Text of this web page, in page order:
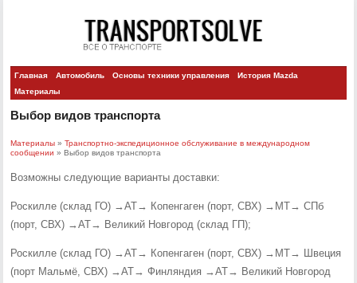
Главная Автомобиль Основы техники управления
История Mazda
Материалы
Выбор видов транспорта
Материалы »Транспортно-экспедиционное обслуживание в международном
сообщении » Выбор видов транспорта
Возможны следующие варианты доставки:
Роскилле (склад ГО) →АТ→ Копенгаген (порт, СВХ) →МТ→ СПб
(порт, СВХ) →АТ→ Великий Новгород (склад ГП);
Роскилле (склад ГО) →АТ→ Копенгаген (порт, СВХ) →МТ→ Швеция
(порт Мальмё, СВХ) →АТ→ Финляндия →АТ→ Великий Новгород